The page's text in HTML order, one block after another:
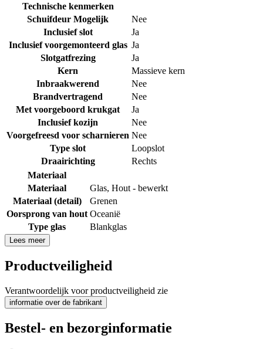
Technische kenmerken
Schuifdeur Mogelijk
Nee
Inclusief slot
Ja
Inclusief voorgemonteerd glas Ja
Slotgatfrezing
Ja
Kern
Massieve kern
Inbraakwerend
Nee
Brandvertragend
Nee
Met voorgeboord krukgat
Ja
Inclusief kozijn
Nee
Voorgefreesd voor scharnieren Nee
Type slot
Loopslot
Draairichting
Rechts
Materiaal
Materiaal
Glas, Hout - bewerkt
Materiaal (detail)
Grenen
Oorsprong van hout Oceanië
Type glas
Blankglas
Lees meer
Productveiligheid
Verantwoordelijk voor productveiligheid zie
informatie over de fabrikant
Bestel- en bezorginformatie